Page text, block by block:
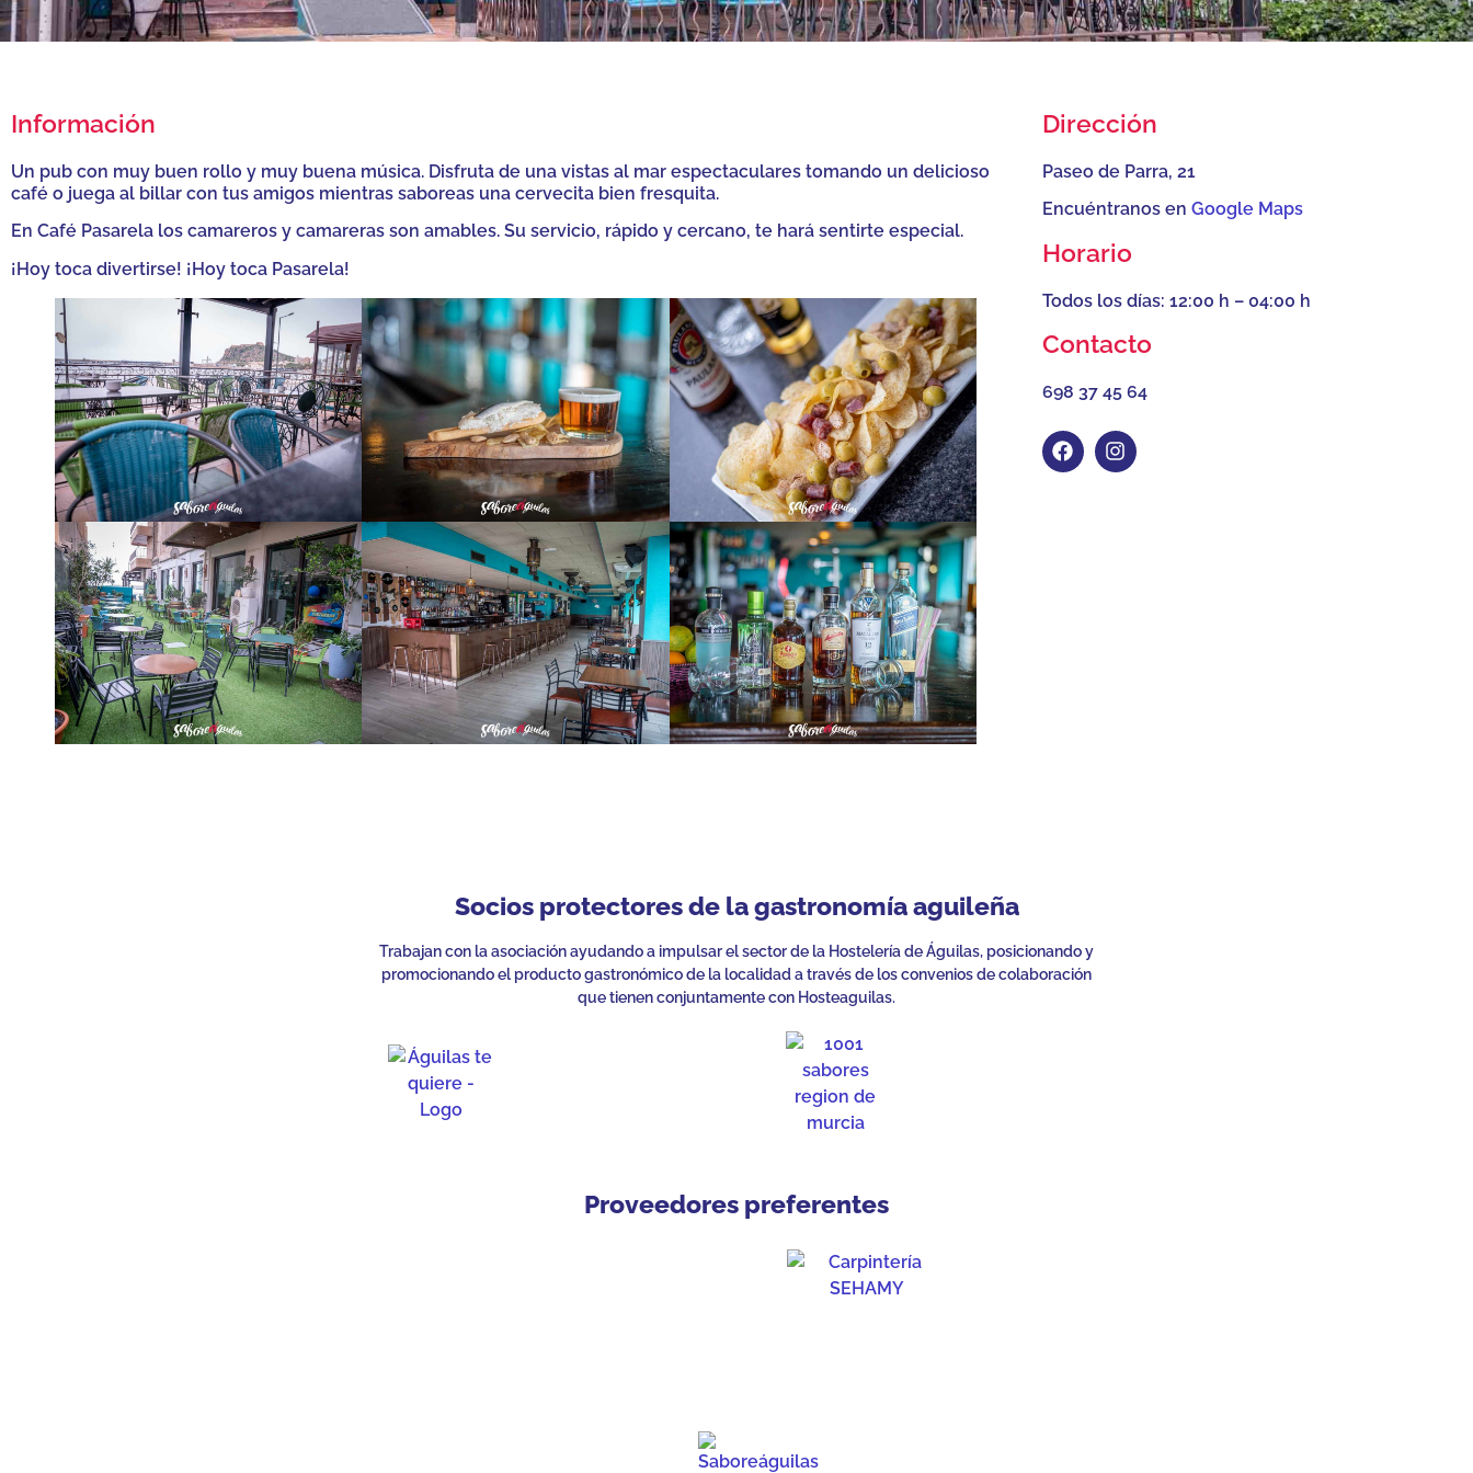
Información
Un pub con muy buen rollo y muy buena música. Disfruta de una vistas al mar espectaculares tomando un delicioso
café o juega al billar con tus amigos mientras saboreas una cervecita bien fresquita.
En Café Pasarela los camareros y camareras son amables. Su servicio, rápido y cercano, te hará sentirte especial.
¡Hoy toca divertirse! ¡Hoy toca Pasarela!
Dirección
Paseo de Parra, 21
Encuéntranos en Google Maps
Horario
Todos los días: 12:00 h – 04:00 h
Contacto
698 37 45 64
Socios protectores de la gastronomía aguileña
Trabajan con la asociación ayudando a impulsar el sector de la Hostelería de Águilas, posicionando y
promocionando el producto gastronómico de la localidad a través de los convenios de colaboración
que tienen conjuntamente con Hosteaguilas.
Proveedores preferentes